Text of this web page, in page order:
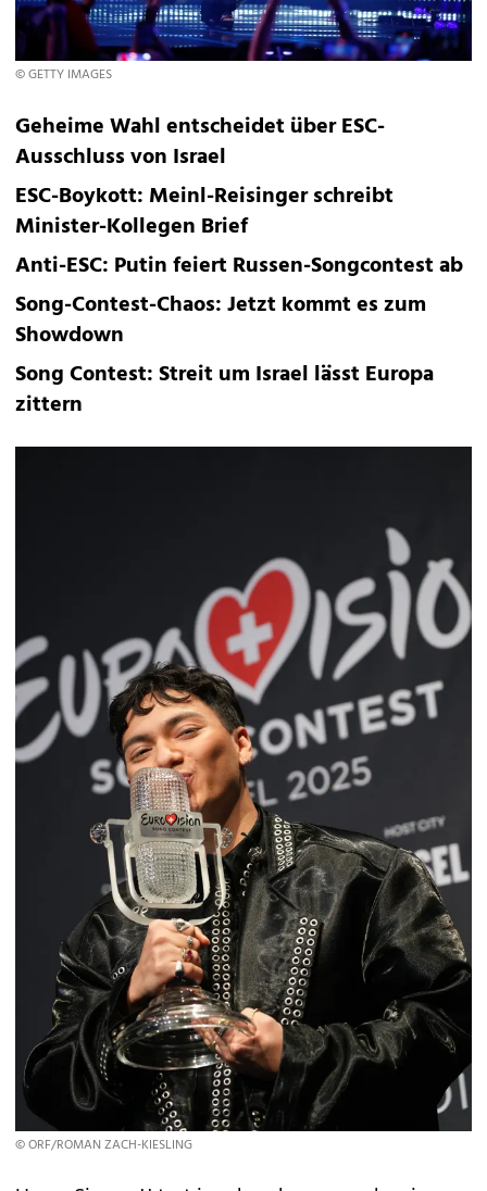
© GETTY IMAGES
Geheime Wahl entscheidet über ESC-
Ausschluss von Israel
ESC-Boykott: Meinl-Reisinger schreibt
Minister-Kollegen Brief
Anti-ESC: Putin feiert Russen-Songcontest ab
Song-Contest-Chaos: Jetzt kommt es zum
Showdown
Song Contest: Streit um Israel lässt Europa
zittern
© ORF/ROMAN ZACH-KIESLING